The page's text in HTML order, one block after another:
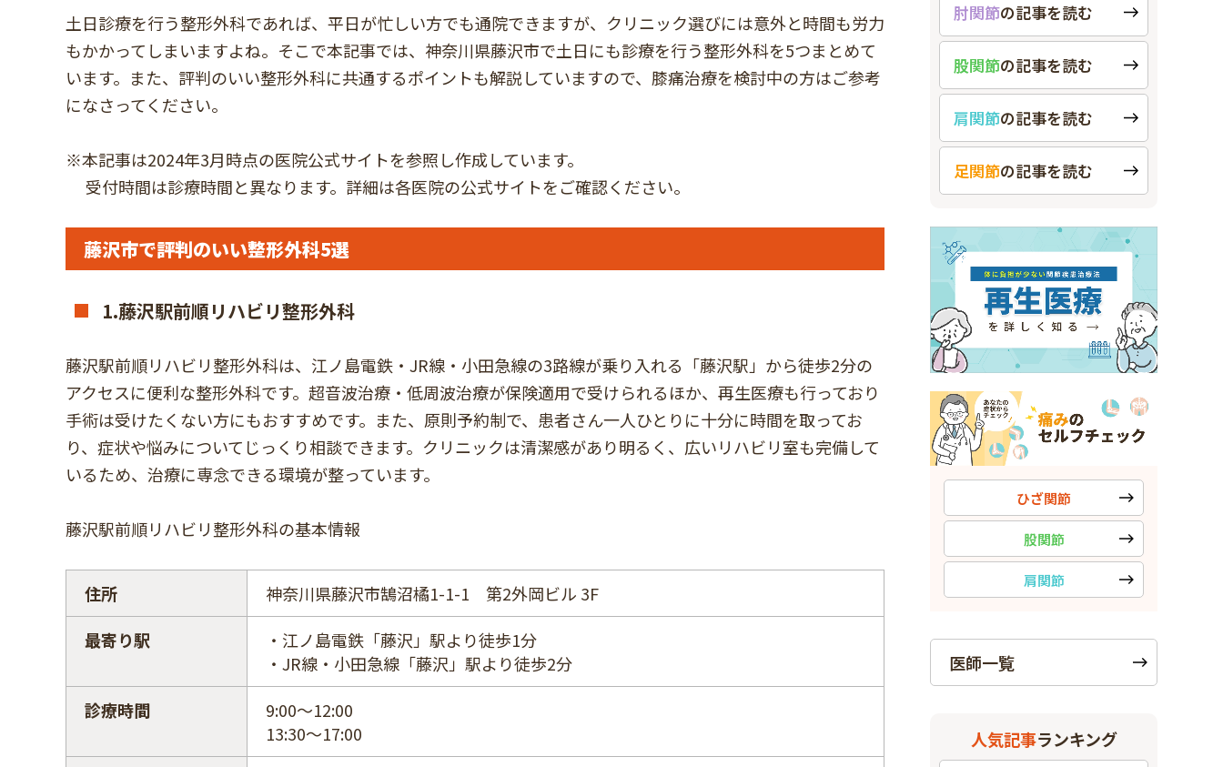
土日診療を行う整形外科であれば、平日が忙しい方でも通院できますが、クリニック選びには意外と時間も労力
もかかってしまいますよね。そこで本記事では、神奈川県藤沢市で土日にも診療を行う整形外科を5つまとめて
います。また、評判のいい整形外科に共通するポイントも解説していますので、膝痛治療を検討中の方はご参考
になさってください。
※本記事は2024年3月時点の医院公式サイトを参照し作成しています。
受付時間は診療時間と異なります。詳細は各医院の公式サイトをご確認ください。
藤沢市で評判のいい整形外科5選
1.藤沢駅前順リハビリ整形外科
藤沢駅前順リハビリ整形外科は、江ノ島電鉄・JR線・小田急線の3路線が乗り入れる「藤沢駅」から徒歩2分の
アクセスに便利な整形外科です。超音波治療・低周波治療が保険適用で受けられるほか、再生医療も行っており
手術は受けたくない方にもおすすめです。また、原則予約制で、患者さん一人ひとりに十分に時間を取ってお
り、症状や悩みについてじっくり相談できます。クリニックは清潔感があり明るく、広いリハビリ室も完備して
いるため、治療に専念できる環境が整っています。
藤沢駅前順リハビリ整形外科の基本情報
住所
神奈川県藤沢市鵠沼橘1-1-1 第2外岡ビル 3F
最寄り駅
・江ノ島電鉄「藤沢」駅より徒歩1分
・JR線・小田急線「藤沢」駅より徒歩2分
診療時間
9:00～12:00
13:30～17:00
肘関節の記事を読む
股関節の記事を読む
肩関節の記事を読む
足関節の記事を読む
ひざ関節
股関節
肩関節
医師一覧
人気記事ランキング